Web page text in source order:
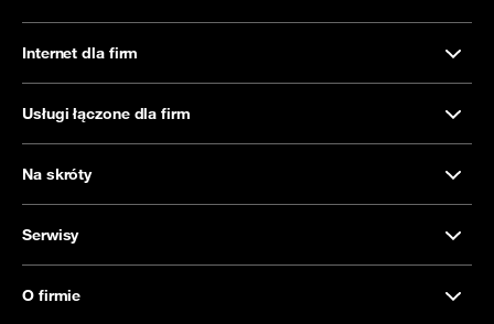
Internet dla firm
Usługi łączone dla firm
Na skróty
Serwisy
O firmie